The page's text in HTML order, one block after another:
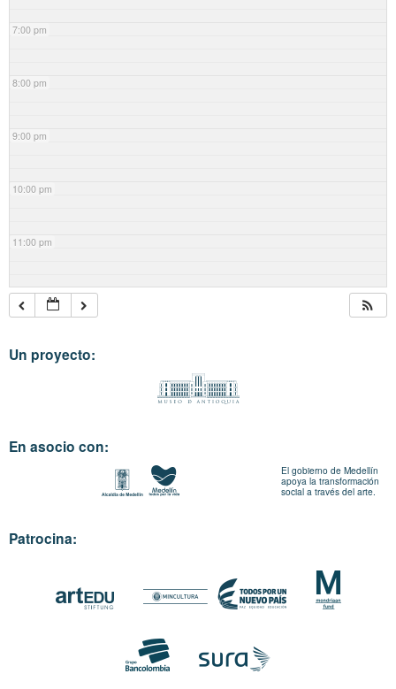
7:00 pm
8:00 pm
9:00 pm
10:00 pm
11:00 pm
Un proyecto:
En asocio con:
El gobierno de Medellín
apoya la transformación
social a través del arte.
Patrocina: